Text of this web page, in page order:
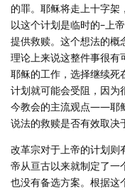
的罪。耶稣将走上十字
以这个计划是临时的–上
提供救赎。这个想法的概
理论上来说这整件事很有
耶稣的工作，选择继续死
计划就可能会受阻，因为
今教会的主流观点——耶
说法的救赎是否有效取决
改革宗对于上帝的计划则
帝从亘古以来就制定了一
也没有备选方案。根据这